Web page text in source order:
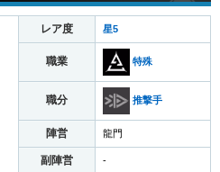
レア度 星5
職業 特殊
職分 推撃手
陣営 龍門
副陣営 -